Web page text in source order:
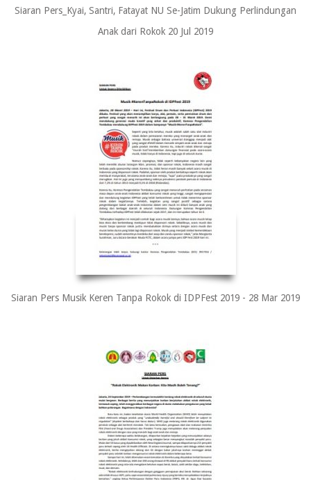
Siaran Pers_Kyai, Santri, Fatayat NU Se-Jatim Dukung Perlindungan
Anak dari Rokok 20 Jul 2019
Siaran Pers Musik Keren Tanpa Rokok di IDPFest 2019 - 28 Mar 2019